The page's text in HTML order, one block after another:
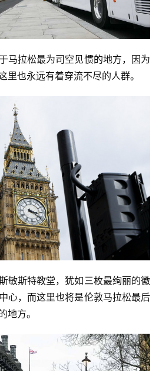
马拉松最为司空见惯的地方，因为
里也永远有着穿流不尽的人群。
敏斯特教堂，犹如三枚最绚丽的徽
心，而这里也将是伦敦马拉松最后
地方。